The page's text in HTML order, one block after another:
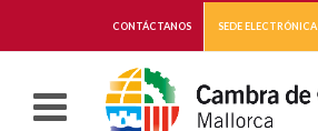
CONTÁCTANOS SEDE ELECTRÓNICA